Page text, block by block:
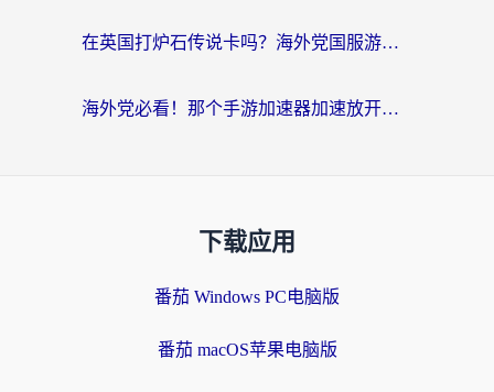
在英国打炉石传说卡吗？海外党国服游戏不卡顿的终极指南
海外党必看！那个手游加速器加速放开那三国3最好？一篇解决国服游戏卡顿难题
下载应用
番茄 Windows PC电脑版
番茄 macOS苹果电脑版